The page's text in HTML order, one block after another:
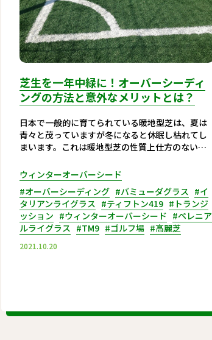
芝生を一年中緑に！オーバーシーディ
ングの方法と意外なメリットとは？
日本で一般的に育てられている暖地型芝は、夏は
青々と茂っていますが冬になると休眠し枯れてし
まいます。これは暖地型芝の性質上仕方のないこ
す。一方でゴルフ場や競技場の芝生が一年中青い
のは何故でしょうか。それは冬場に青くなる寒地
型の芝を同じ土地で育てる「オーバーシーディン
グ」を行っているからです。
ウィンターオーバーシード
#オーバーシーディング #バミューダグラス #イ
タリアンライグラス #ティフトン419 #トランジ
ッション #ウィンターオーバーシード #ペレニア
ルライグラス #TM9 #ゴルフ場 #高麗芝
2021.10.20